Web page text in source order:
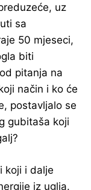
uz
sa
50 mjeseci,
biti
pitanja na
način i ko će
postavljalo se
gubitaša koji
koji i dalje
iz uglja.